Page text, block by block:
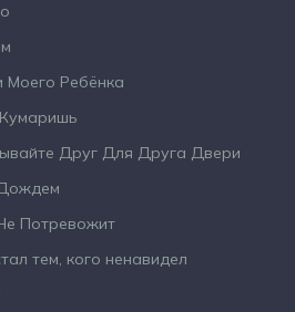
Моего Ребёнка
Друг Для Друга Двери
Потревожит
тем, кого ненавидел